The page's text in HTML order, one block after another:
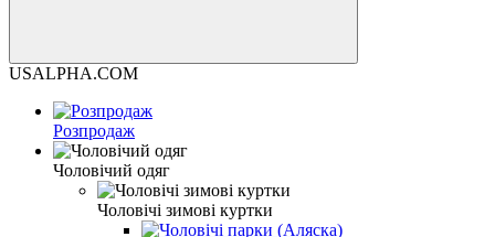
USALPHA.COM
Розпродаж
Чоловічий одяг
Чоловічі зимові куртки